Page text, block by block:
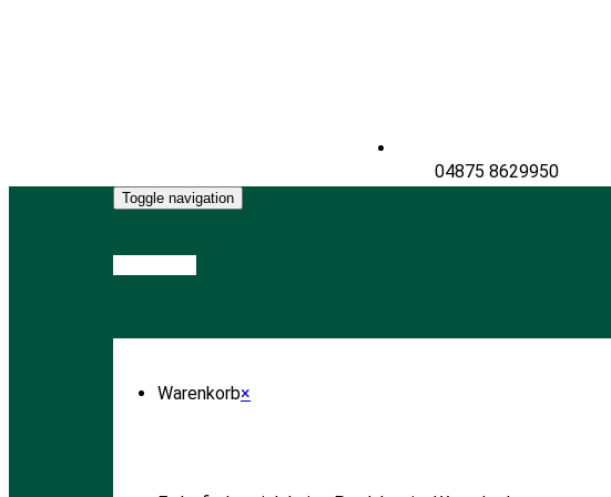
04875 8629950
Toggle navigation
Warenkorb×